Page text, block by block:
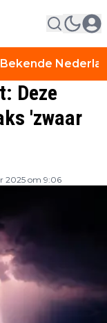
Bekende
Deze
'zwaar
2025 om 9:06